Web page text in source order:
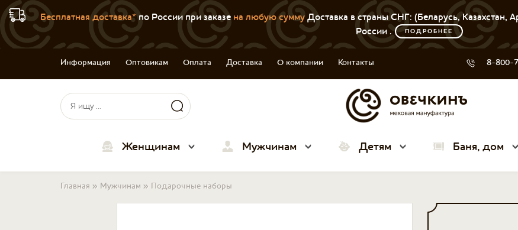
Бесплатная доставка*по России при заказе на любую суммуДоставка в страны СНГ: (Беларусь,
России .
ПОДРОБНЕЕ
Информация Оптовикам Оплата Доставка О компании Контакты 8-800-
Форма поиска
Поиск
Женщинам Мужчинам Детям Баня, дом
Вы здесь
Главная » Мужчинам » Подарочные наборы